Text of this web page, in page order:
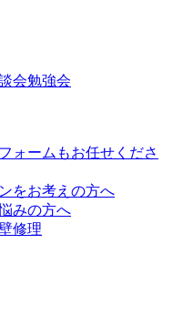
ォームもお任せくださ
をお考えの方へ
みの方へ
修理